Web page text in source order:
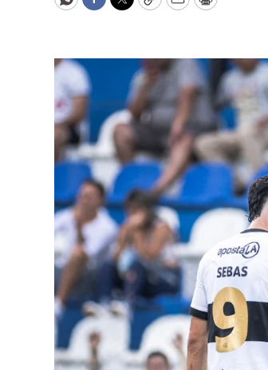
WhatsApp
Facebook
Twitter
CopyEmailPrint